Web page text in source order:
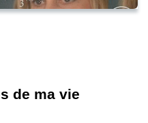
de ma vie